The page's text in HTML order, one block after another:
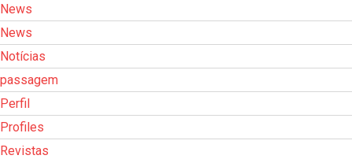
News
News
Notícias
passagem
Perfil
Profiles
Revistas